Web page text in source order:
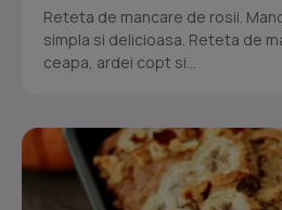
Reteta de mancare de rosii.
simpla si delicioasa. Reteta de
ceapa, ardei copt si...